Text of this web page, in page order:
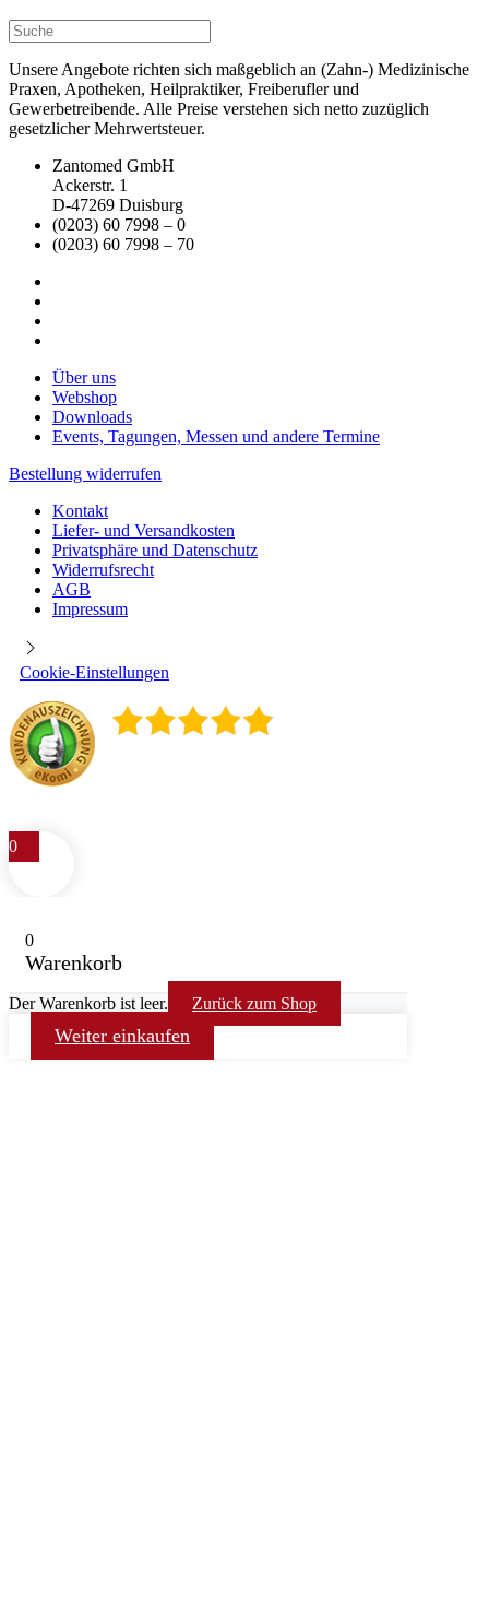
Unsere Angebote richten sich maßgeblich an (Zahn-) Medizinische
Praxen, Apotheken, Heilpraktiker, Freiberufler und
Gewerbetreibende. Alle Preise verstehen sich netto zuzüglich
gesetzlicher Mehrwertsteuer.
Zantomed GmbH
Ackerstr. 1
D-47269 Duisburg
(0203) 60 7998 – 0
(0203) 60 7998 – 70
Über uns
Webshop
Downloads
Events, Tagungen, Messen und andere Termine
Bestellung widerrufen
Kontakt
Liefer- und Versandkosten
Privatsphäre und Datenschutz
Widerrufsrecht
AGB
Impressum
Cookie-Einstellungen
0
0
Warenkorb
Der Warenkorb ist leer. Zurück zum Shop
Weiter einkaufen